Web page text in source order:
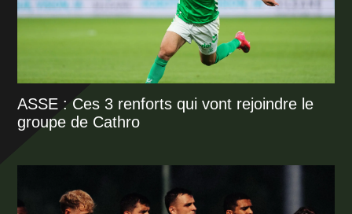
ASSE : Ces 3 renforts qui vont rejoindre le
groupe de Cathro